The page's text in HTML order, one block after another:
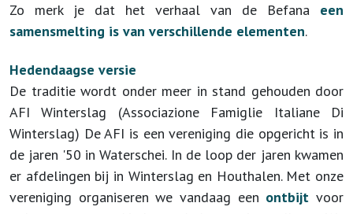
Zo merk je dat het verhaal van de Befana een
samensmelting is van verschillende elementen.
Hedendaagse versie
De traditie wordt onder meer in stand gehouden door
AFI Winterslag (Associazione Famiglie Italiane Di
Winterslag) De AFI is een vereniging die opgericht is in
de jaren '50 in Waterschei. In de loop der jaren kwamen
er afdelingen bij in Winterslag en Houthalen. Met onze
vereniging organiseren we vandaag een ontbijtvoor